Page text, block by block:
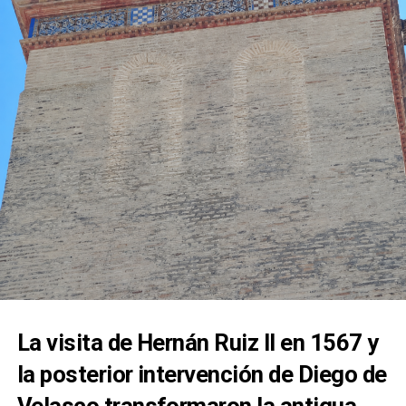
calles de la feligresía de San Juan, mostrando la
estrecha vinculación que la corporación mantiene
con esta advocación mariana.
La visita de Hernán Ruiz II en 1567 y
la posterior intervención de Diego de